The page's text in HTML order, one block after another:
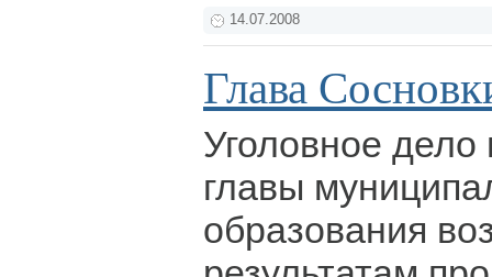
14.07.2008
Глава
Уголовное
главы
образования